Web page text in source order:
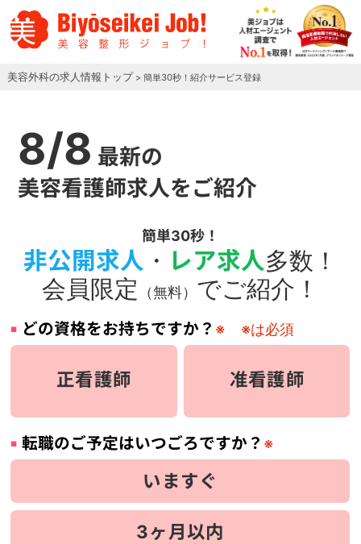
美容外科の求人情報トップ > 簡単30秒！紹介サービス登録
8/8 最新の
美容看護師求人をご紹介
簡単30秒！
非公開求人 ・ レア求人多数！
会員限定
（無料） でご紹介！
どの資格をお持ちですか？ ※ ※は必須
正看護師 准看護師
転職のご予定はいつごろですか？ ※
いますぐ
3ヶ月以内